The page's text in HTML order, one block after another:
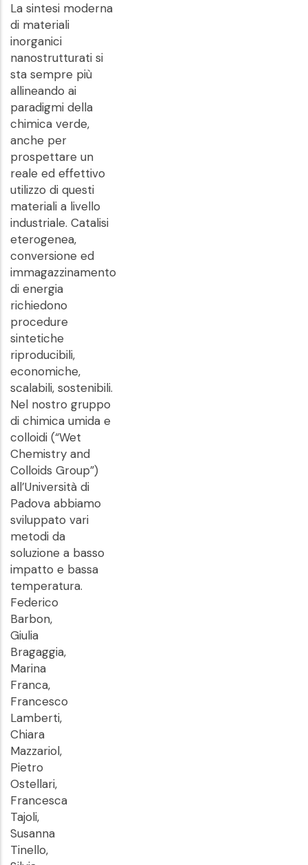
La sintesi moderna
di materiali
inorganici
nanostrutturati si
sta sempre più
allineando ai
paradigmi della
chimica verde,
anche per
prospettare un
reale ed effettivo
utilizzo di questi
materiali a livello
industriale. Catalisi
eterogenea,
conversione ed
immagazzinamento
di energia
richiedono
procedure
sintetiche
riproducibili,
economiche,
scalabili, sostenibili.
Nel nostro gruppo
di chimica umida e
colloidi (“Wet
Chemistry and
Colloids Group”)
all’Università di
Padova abbiamo
sviluppato vari
metodi da
soluzione a basso
impatto e bassa
temperatura.
Federico
Barbon,
Giulia
Bragaggia,
Marina
Franca,
Francesco
Lamberti,
Chiara
Mazzariol,
Pietro
Ostellari,
Francesca
Tajoli,
Susanna
Tinello,